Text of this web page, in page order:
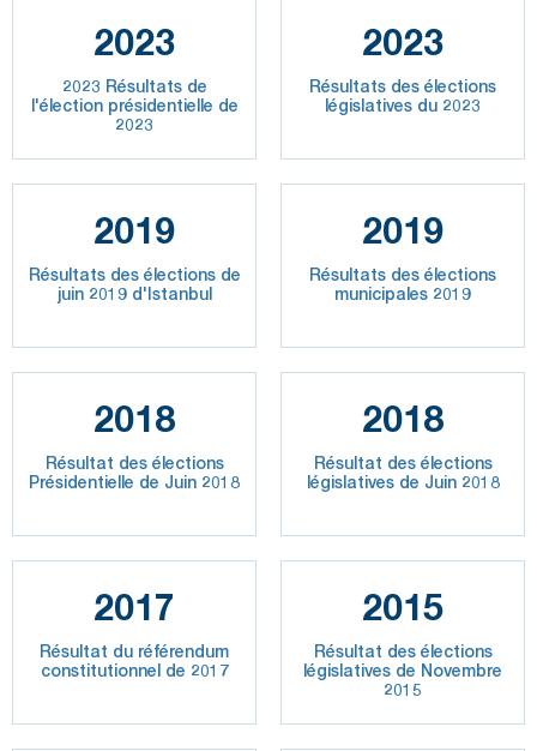
2023
2023 Résultats de
l'élection présidentielle de
2023
2023
Résultats des élections
législatives du 2023
2019
Résultats des élections de
juin 2019 d'Istanbul
2019
Résultats des élections
municipales 2019
2018
Résultat des élections
Présidentielle de Juin 2018
2018
Résultat des élections
législatives de Juin 2018
2017
Résultat du référendum
constitutionnel de 2017
2015
Résultat des élections
législatives de Novembre
2015